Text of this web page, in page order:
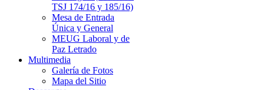
TSJ 174/16 y 185/16)
Mesa de Entrada
Única y General
MEUG Laboral y de
Paz Letrado
Multimedia
Galería de Fotos
Mapa del Sitio